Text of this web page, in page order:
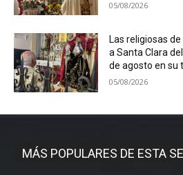
05/08/2026
Las religiosas
a Santa Clara
de agosto en su
05/08/2026
MÁS POPULARES DE ESTA